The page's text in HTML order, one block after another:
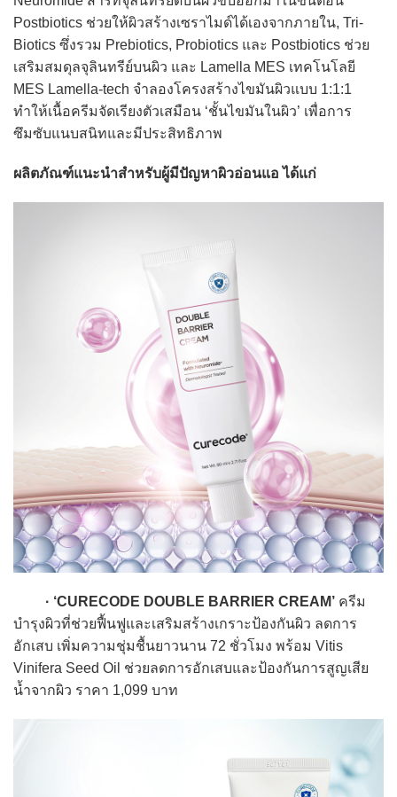
Postbiotics ช่วยให้ผิวสร้างเซราไมด์ได้เองจากภายใน, Tri-
Biotics ซึ่งรวม Prebiotics, Probiotics และ Postbiotics ช่วย
เสริมสมดุลจุลินทรีย์บนผิว และ Lamella MES เทคโนโลยี
MES Lamella-tech จำลองโครงสร้างไขมันผิวแบบ 1:1:1
ทำให้เนื้อครีมจัดเรียงตัวเสมือน ‘ชั้นไขมันในผิว’ เพื่อการ
ซึมซับแนบสนิทและมีประสิทธิภาพ
ผลิตภัณฑ์แนะนำสำหรับผู้มีปัญหาผิวอ่อนแอ ได้แก่
· ‘CURECODE DOUBLE BARRIER CREAM’ ครีม
บำรุงผิวที่ช่วยฟื้นฟูและเสริมสร้างเกราะป้องกันผิว ลดการ
อักเสบ เพิ่มความชุ่มชื้นยาวนาน 72 ชั่วโมง พร้อม Vitis
Vinifera Seed Oil ช่วยลดการอักเสบและป้องกันการสูญเสีย
น้ำจากผิว ราคา 1,099 บาท